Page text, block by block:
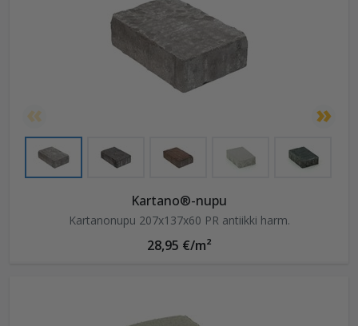
Kartano®-nupu
Kartanonupu 207x137x60 PR antiikki harm.
28,95 €/m²